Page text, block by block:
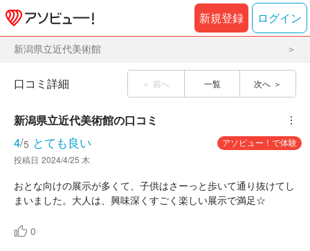
新規登録 ログイン
新潟県立近代美術館
前へ 一覧 次へ
口コミ詳細
新潟県立近代美術館の口コミ ︙
4/5 とても良い
アソビュー！で体験
投稿日 2024/4/25 木
おとな向けの展示が多くて、子供はさーっと歩いて通り抜けてし
まいました。大人は、興味深くすごく楽しい展示で満足☆
0